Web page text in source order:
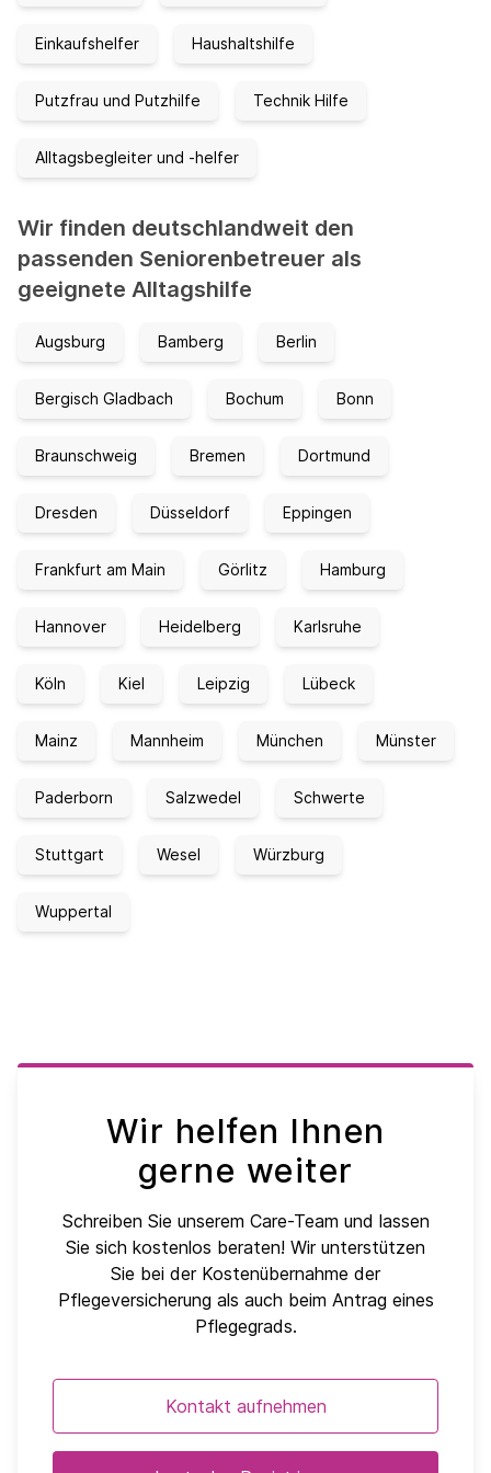
Einkaufshelfer Haushaltshilfe
Putzfrau und Putzhilfe Technik Hilfe
Alltagsbegleiter und -helfer
Wir finden deutschlandweit den
passenden Seniorenbetreuer als
geeignete Alltagshilfe
Augsburg Bamberg Berlin
Bergisch Gladbach Bochum Bonn
Braunschweig Bremen Dortmund
Dresden Düsseldorf Eppingen
Frankfurt am Main Görlitz Hamburg
Hannover Heidelberg Karlsruhe
Köln Kiel Leipzig Lübeck
Mainz Mannheim München Münster
Paderborn Salzwedel Schwerte
Stuttgart Wesel Würzburg
Wuppertal
Wir helfen Ihnen
gerne weiter
Schreiben Sie unserem Care-Team und lassen
Sie sich kostenlos beraten! Wir unterstützen
Sie bei der Kostenübernahme der
Pflegeversicherung als auch beim Antrag eines
Pflegegrads.
Kontakt aufnehmen